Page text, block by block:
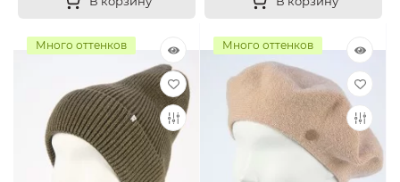
Много оттенков Много оттенков